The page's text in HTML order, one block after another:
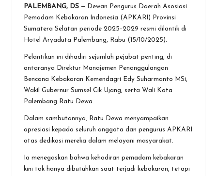
ce
b
o
o
k
tt
er
at
s
A
p
p
e
se
n
g
er
ai
l
t
ar
e
PALEMBANG, DS — Dewan Pengurus Daerah Asosiasi
Pemadam Kebakaran Indonesia (APKARI) Provinsi
Sumatera Selatan periode 2025–2029 resmi dilantik di
Hotel Aryaduta Palembang, Rabu (15/10/2025).
Pelantikan ini dihadiri sejumlah pejabat penting, di
antaranya Direktur Manajemen Penanggulangan
Bencana Kebakaran Kemendagri Edy Suharmanto MSi,
Wakil Gubernur Sumsel Cik Ujang, serta Wali Kota
Palembang Ratu Dewa.
Dalam sambutannya, Ratu Dewa menyampaikan
apresiasi kepada seluruh anggota dan pengurus APKARI
atas dedikasi mereka dalam melayani masyarakat.
Ia menegaskan bahwa kehadiran pemadam kebakaran
kini tak hanya dibutuhkan saat terjadi kebakaran, tetapi